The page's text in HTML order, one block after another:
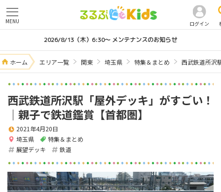
ログイン
MENU
2026/8/13（木）6:30～ メンテナンスのお知らせ
ホーム エリア一覧 関東 埼玉県 特集＆まとめ 西武鉄道所沢
西武鉄道所沢駅「屋外デッキ」がすごい！
｜親子で鉄道鑑賞【首都圏】
埼玉県 特集＆まとめ
2021年4月20日
展望デッキ 鉄道